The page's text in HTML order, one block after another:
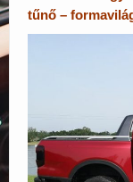
tűnő –